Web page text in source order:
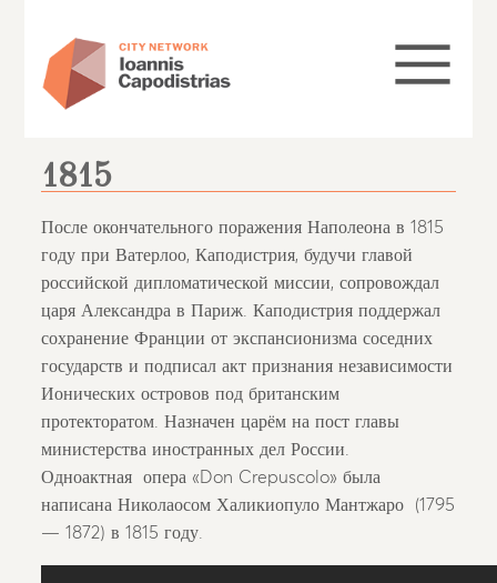
1815
После окончательного поражения Наполеона в 1815
году при Ватерлоо, Каподистрия, будучи главой
российской дипломатической миссии, сопровождал
царя Александра в Париж. Каподистрия поддержал
сохранение Франции от экспансионизма соседних
государств и подписал акт признания независимости
Ионических островов под британским
протекторатом. Назначен царём на пост главы
министерства иностранных дел России.
Одноактная опера «Don Crepuscolo» была
написана Николаосом Халикиопуло Мантжаро (1795
— 1872) в 1815 году.